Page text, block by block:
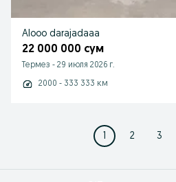
Alooo darajadaaa
22 000 000 сум
Термез - 29 июля 2026 г.
2000 - 333 333 км
1 2 3